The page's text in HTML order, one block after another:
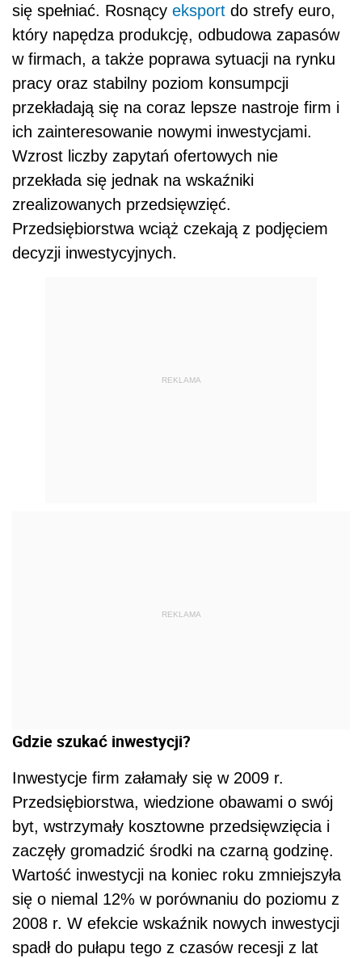
się spełniać. Rosnący eksport do strefy euro,
który napędza produkcję, odbudowa zapasów
w firmach, a także poprawa sytuacji na rynku
pracy oraz stabilny poziom konsumpcji
przekładają się na coraz lepsze nastroje firm i
ich zainteresowanie nowymi inwestycjami.
Wzrost liczby zapytań ofertowych nie
przekłada się jednak na wskaźniki
zrealizowanych przedsięwzięć.
Przedsiębiorstwa wciąż czekają z podjęciem
decyzji inwestycyjnych.
REKLAMA
REKLAMA
Gdzie szukać inwestycji?
Inwestycje firm załamały się w 2009 r.
Przedsiębiorstwa, wiedzione obawami o swój
byt, wstrzymały kosztowne przedsięwzięcia i
zaczęły gromadzić środki na czarną godzinę.
Wartość inwestycji na koniec roku zmniejszyła
się o niemal 12% w porównaniu do poziomu z
2008 r. W efekcie wskaźnik nowych inwestycji
spadł do pułapu tego z czasów recesji z lat